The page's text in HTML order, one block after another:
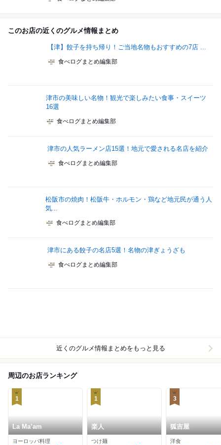
このお店の近くのグルメ情報まとめ
【津】餃子を持ち帰り！ご当地名物もおすすめの7店 ...
食べログまとめ編集部
津市の美味しい名物！観光で楽しみたい食事・スイーツ
16選
食べログまとめ編集部
津市の人気ラーメン店15選！地元で愛される名店を紹介
食べログまとめ編集部
松阪市の焼肉！松阪牛・ホルモン・鶏など地元民が通う人
気...
食べログまとめ編集部
津市にある餃子の名店5選！名物の津ぎょうざも
食べログまとめ編集部
近くのグルメ情報まとめをもっと見る
周辺のお店ランキング
1
La Ma’am
ヨーロッパ料理
1
楽人
つけ麺
3
狐吉屋
洋食